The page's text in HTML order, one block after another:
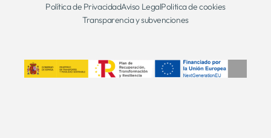
Política de PrivacidadAviso LegalPolitica de cookies
Transparencia y subvenciones